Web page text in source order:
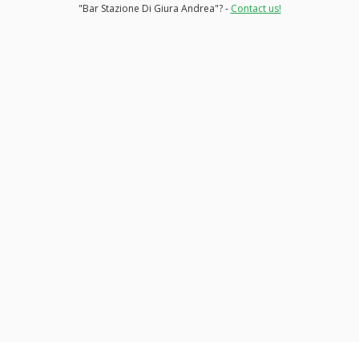
"Bar Stazione Di Giura Andrea"? - Contact us!